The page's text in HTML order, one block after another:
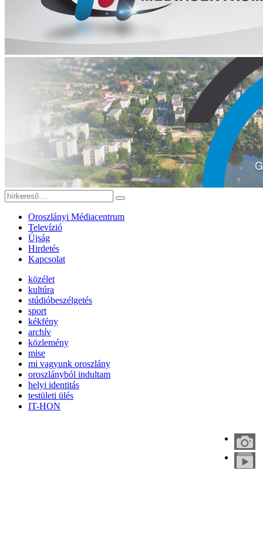
Oroszlányi Médiacentrum
Televízió
Újság
Hirdetés
Kapcsolat
közélet
kultúra
stúdióbeszélgetés
sport
kékfény
archív
közlemény
mise
mi vagyunk oroszlány
oroszlányból indultam
helyi identitás
testületi ülés
IT-HON